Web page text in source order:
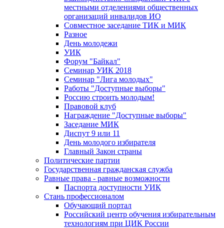
местными отделениями общественных
организаций инвалидов ИО
Совместное заседание ТИК и МИК
Разное
День молодежи
УИК
Форум "Байкал"
Семинар УИК 2018
Семинар "Лига молодых"
Работы "Доступные выборы"
Россию строить молодым!
Правовой клуб
Награждение "Доступные выборы"
Заседание МИК
Диспут 9 или 11
День молодого избирателя
Главный Закон страны
Политические партии
Государственная гражданская служба
Равные права - равные возможности
Паспорта доступности УИК
Стань профессионалом
Обучающий портал
Российский центр обучения избирательным
технологиям при ЦИК России